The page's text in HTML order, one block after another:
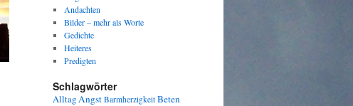
Andachten
Bilder – mehr als Worte
Gedichte
Heiteres
Predigten
Schlagwörter
AlltagAngst Barmherzigkeit Beten